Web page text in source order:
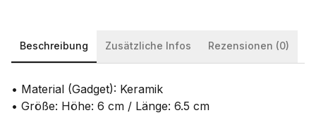
Beschreibung Zusätzliche Infos Rezensionen (0)
• Material (Gadget): Keramik
• Größe: Höhe: 6 cm / Länge: 6.5 cm